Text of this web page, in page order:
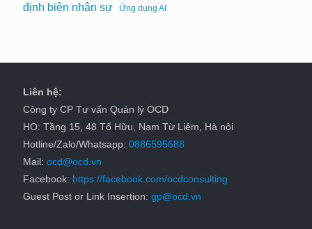
định biên nhân sự Ứng dụng AI
Liên hệ:
Công ty CP Tư vấn Quản lý OCD
HO: Tầng 15, 48 Tố Hữu, Nam Từ Liêm, Hà nội
Hotline/Zalo/Whatsapp: 0886595688
Mail: ocd@ocd.vn
Facebook: https://facebook.com/ocdconsulting
Guest Post or Link Insertion: gp@ocd.vn